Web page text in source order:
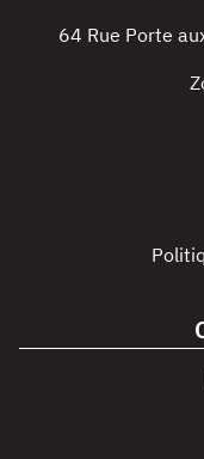
64 Rue Porte